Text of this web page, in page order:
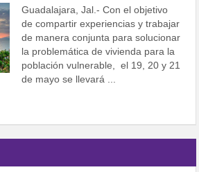
Guadalajara, Jal.- Con el objetivo
de compartir experiencias y trabajar
de manera conjunta para solucionar
la problemática de vivienda para la
población vulnerable, el 19, 20 y 21
de mayo se llevará ...